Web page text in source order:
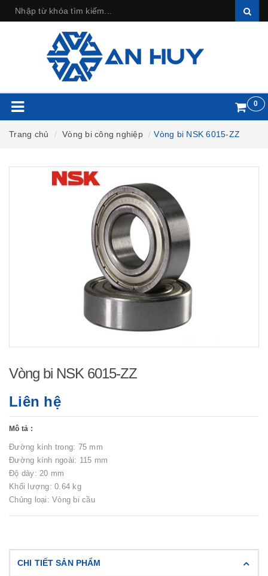
0
Trang chủ Vòng bi công nghiệp Vòng bi NSK 6015-ZZ
Vòng bi NSK 6015-ZZ
Liên hệ
Mô tả :
Đường kính trong: 75 mm
Đường kính ngoài: 115 mm
Độ dày: 20 mm
Khối lượng: 0.64 kg
Chủng loại: Vòng bi cầu
CHI TIẾT SẢN PHẨM